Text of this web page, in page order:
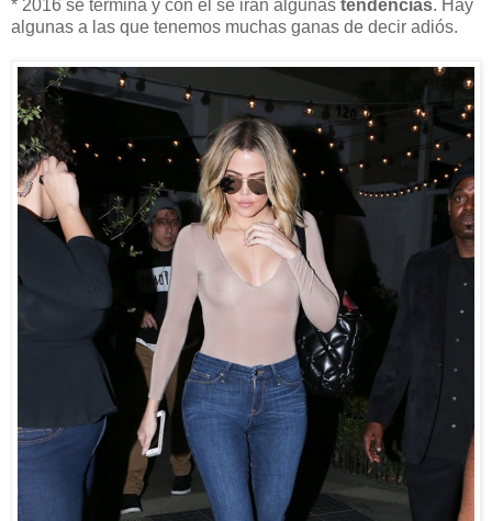
* 2016 se termina y con él se irán algunas tendencias. Hay
algunas a las que tenemos muchas ganas de decir adiós.